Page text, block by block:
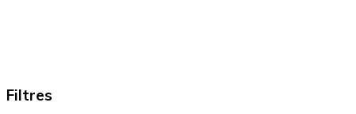
Filtres